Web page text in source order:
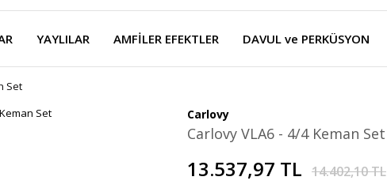
YAYLILAR AMFİLER EFEKTLER DAVUL ve PERKÜSYON
Set
Carlovy
Carlovy VLA6 - 4/4 Keman Set
13.537,97 TL 14.402,10 TL